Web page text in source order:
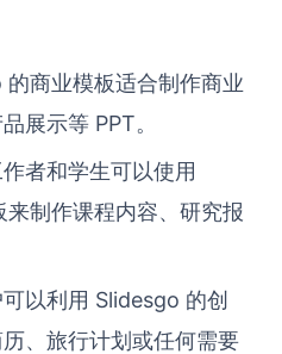
的商业模板适合制作商业
展示等 PPT。
者和学生可以使用
制作课程内容、研究报
以利用 Slidesgo 的创
、旅行计划或任何需要